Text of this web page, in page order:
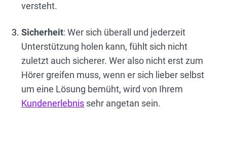
versteht.
Sicherheit: Wer sich überall und jederzeit
Unterstützung holen kann, fühlt sich nicht
zuletzt auch sicherer. Wer also nicht erst zum
Hörer greifen muss, wenn er sich lieber selbst
um eine Lösung bemüht, wird von Ihrem
Kundenerlebnis sehr angetan sein.